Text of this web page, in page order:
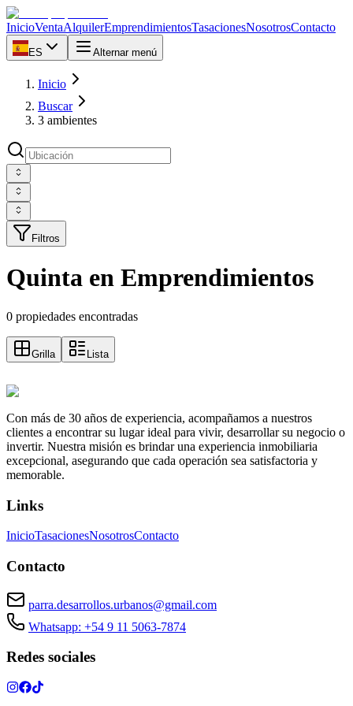
InicioVentaAlquilerEmprendimientosTasacionesNosotrosContacto
ES Alternar menú
Inicio
Buscar
3 ambientes
Filtros
Quinta en Emprendimientos
0 propiedades encontradas
Grilla Lista
Con más de 30 años de experiencia, acompañamos a nuestros
clientes a encontrar su lugar ideal para vivir, desarrollar su negocio o
invertir. Nuestra misión es brindar una experiencia inmobiliaria
excepcional, asegurando que cada operación sea satisfactoria y
memorable.
Links
InicioTasacionesNosotrosContacto
Contacto
parra.desarrollos.urbanos@gmail.com
Whatsapp: +54 9 11 5063-7874
Redes sociales